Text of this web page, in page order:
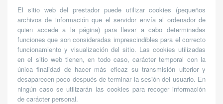
El sitio web del prestador puede utilizar cookies (pequeños
archivos de información que el servidor envía al ordenador de
quien accede a la página) para llevar a cabo determinadas
funciones que son consideradas imprescindibles para el correcto
funcionamiento y visualización del sitio. Las cookies utilizadas
en el sitio web tienen, en todo caso, carácter temporal con la
única finalidad de hacer más eficaz su transmisión ulterior y
desaparecen poco después de terminar la sesión del usuario. En
ningún caso se utilizarán las cookies para recoger información
de carácter personal.